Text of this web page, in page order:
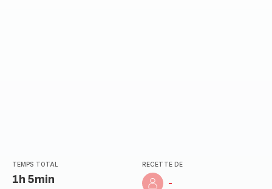
TEMPS TOTAL
1h 5min
RECETTE DE
-